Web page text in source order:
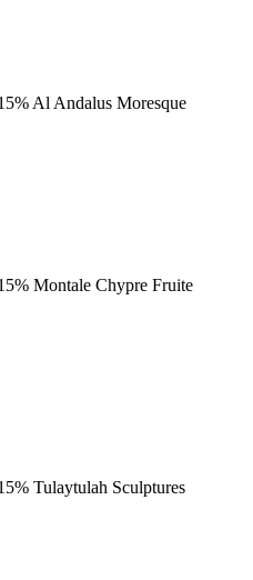
Al Andalus Moresque
Montale Chypre Fruite
Tulaytulah Sculptures